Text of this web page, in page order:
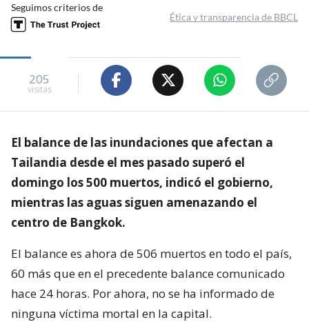
Seguimos criterios de
Ética y transparencia de BBCL
205
visitas
El balance de las inundaciones que afectan a
Tailandia desde el mes pasado superó el
domingo los 500 muertos, indicó el gobierno,
mientras las aguas siguen amenazando el
centro de Bangkok.
El balance es ahora de 506 muertos en todo el país,
60 más que en el precedente balance comunicado
hace 24 horas. Por ahora, no se ha informado de
ninguna víctima mortal en la capital.